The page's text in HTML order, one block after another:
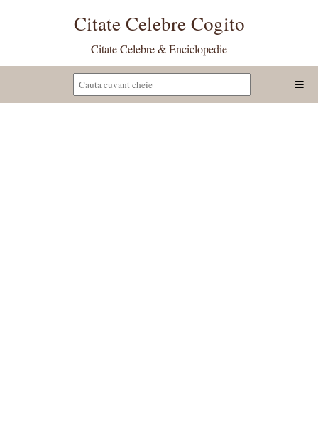
Citate Celebre Cogito
Citate Celebre & Enciclopedie